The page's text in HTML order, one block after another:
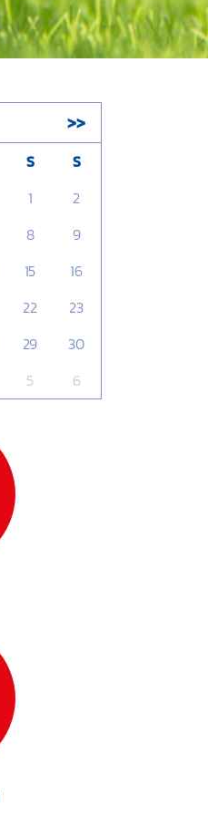
>>
S
S
1
2
8
9
15
16
22
23
29
30
5 6